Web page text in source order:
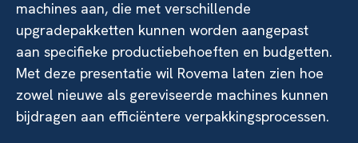
machines aan, die met verschillende
upgradepakketten kunnen worden aangepast
aan specifieke productiebehoeften en budgetten.
Met deze presentatie wil Rovema laten zien hoe
zowel nieuwe als gereviseerde machines kunnen
bijdragen aan efficiëntere verpakkingsprocessen.